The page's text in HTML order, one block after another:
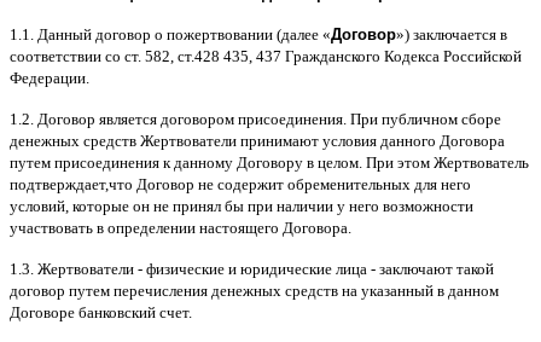
1.1. Данный договор о пожертвовании (далее «Договор») заключается в
соответствии со ст. 582, ст.428 435, 437 Гражданского Кодекса Российской
Федерации
1.2. Договор является договором присоединения При публичном сборе
денежных средств Жертвователи принимают условия данного Договора
путем присоединения к данному Договору в целом При этом Жертвователь
подтверждает,что Договор не содержит обременительных для него
условий которые он не принял бы при наличии у него возможности
участвовать в определении настоящего Договора
1.3. Жертвователи - физические и юридические лица - заключают такой
договор путем перечисления денежных средств на указанный в данном
Договоре банковский счет.